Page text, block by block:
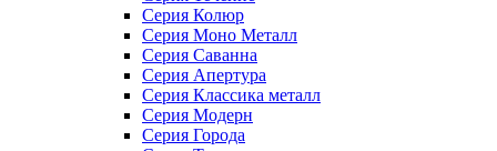
Серия Колюр
Серия Моно Металл
Серия Саванна
Серия Апертура
Серия Классика металл
Серия Модерн
Серия Города